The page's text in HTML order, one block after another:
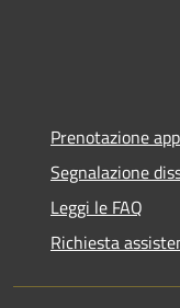
Prenotazione
Segnalazione
Leggi le FAQ
Richiesta